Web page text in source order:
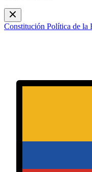
Constitución Política de la